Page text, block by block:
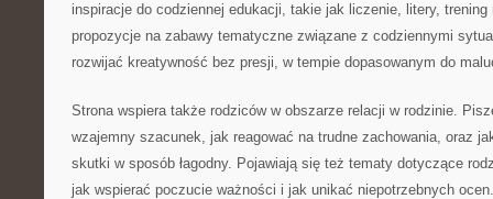
inspiracje do codziennej edukacji, takie jak liczenie, litery, trening
propozycje na zabawy tematyczne związane z codziennymi
rozwijać kreatywność bez presji, w tempie dopasowanym do
Strona wspiera także rodziców w obszarze relacji w rodzinie.
wzajemny szacunek, jak reagować na trudne zachowania, oraz
skutki w sposób łagodny. Pojawiają się też tematy dotyczące
jak wspierać poczucie ważności i jak unikać niepotrzebnych